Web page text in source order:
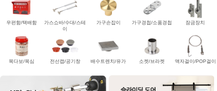
우편함/택배함
가스쇼바/수대/스테
이
가구손잡이 가구경첩/소품경첩 잠금장치
목다보/목심 전선캡/공기창 배수트렌치/유가 소켓/브라켓 액자걸이/POP걸이